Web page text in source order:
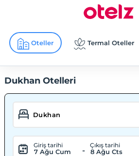
Oteller Termal Oteller
Dukhan Otelleri
Giriş tarihi
7 Ağu Cum -
Çıkış tarihi
8 Ağu Cts